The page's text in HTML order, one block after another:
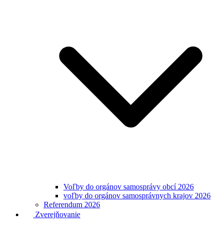
Voľby do orgánov samosprávy obcí 2026
voľby do orgánov samosprávnych krajov 2026
Referendum 2026
Zverejňovanie